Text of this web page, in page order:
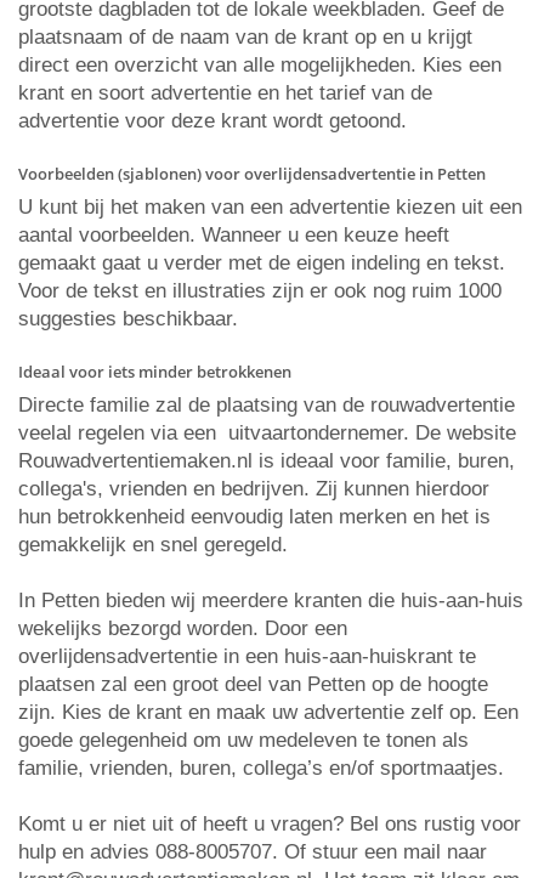
grootste dagbladen tot de lokale weekbladen. Geef de
plaatsnaam of de naam van de krant op en u krijgt
direct een overzicht van alle mogelijkheden. Kies een
krant en soort advertentie en het tarief van de
advertentie voor deze krant wordt getoond.
Voorbeelden (sjablonen) voor overlijdensadvertentie in Petten
U kunt bij het maken van een advertentie kiezen uit een
aantal voorbeelden. Wanneer u een keuze heeft
gemaakt gaat u verder met de eigen indeling en tekst.
Voor de tekst en illustraties zijn er ook nog ruim 1000
suggesties beschikbaar.
Ideaal voor iets minder betrokkenen
Directe familie zal de plaatsing van de rouwadvertentie
veelal regelen via een uitvaartondernemer. De website
Rouwadvertentiemaken.nl is ideaal voor familie, buren,
collega's, vrienden en bedrijven. Zij kunnen hierdoor
hun betrokkenheid eenvoudig laten merken en het is
gemakkelijk en snel geregeld.
In Petten bieden wij meerdere kranten die huis-aan-huis
wekelijks bezorgd worden. Door een
overlijdensadvertentie in een huis-aan-huiskrant te
plaatsen zal een groot deel van Petten op de hoogte
zijn. Kies de krant en maak uw advertentie zelf op. Een
goede gelegenheid om uw medeleven te tonen als
familie, vrienden, buren, collega’s en/of sportmaatjes.
Komt u er niet uit of heeft u vragen? Bel ons rustig voor
hulp en advies 088-8005707. Of stuur een mail naar